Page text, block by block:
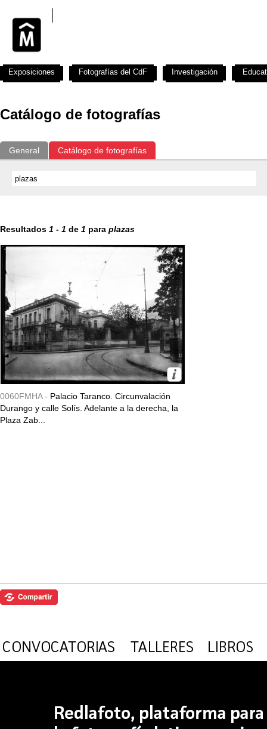
Catálogo de fotografías
General Catálogo de fotografías
Resultados 1 - 1 de 1 para plazas
0060FMHA - Palacio Taranco. Circunvalación
Durango y calle Solís. Adelante a la derecha, la
Plaza Zab...
Exposiciones Fotografías del CdF Investigación